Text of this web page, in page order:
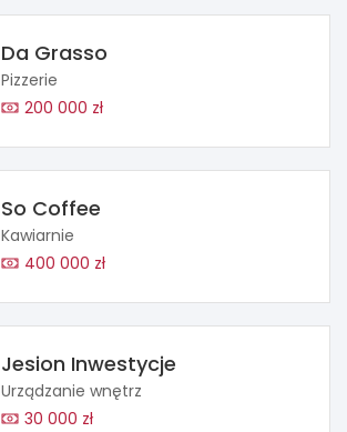
Da Grasso
Pizzerie
200 000 zł
So Coffee
Kawiarnie
400 000 zł
Jesion Inwestycje
Urządzanie wnętrz
30 000 zł